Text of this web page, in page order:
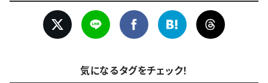
気になるタグをチェック！